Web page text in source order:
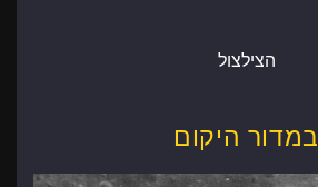
הצילצול
במדור היקום